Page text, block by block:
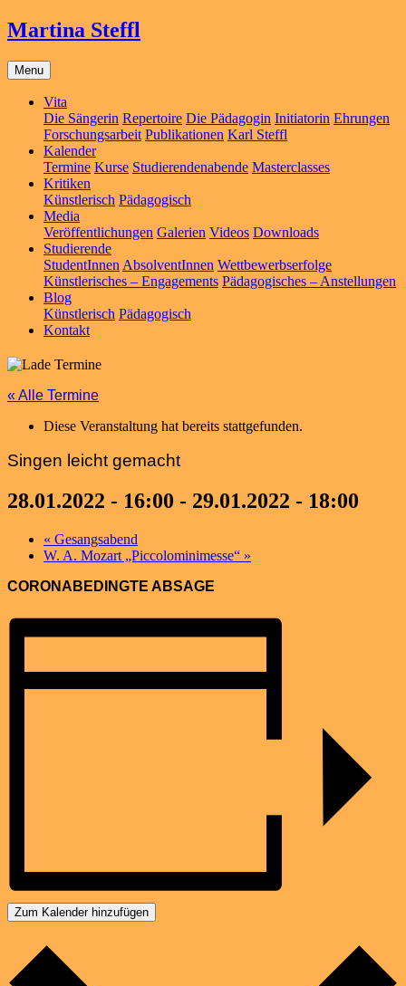
Martina Steffl
Menu
Vita
Die Sängerin Repertoire Die Pädagogin Initiatorin Ehrungen
Forschungsarbeit Publikationen Karl Steffl
Kalender
Termine Kurse Studierendenabende Masterclasses
Kritiken
Künstlerisch Pädagogisch
Media
Veröffentlichungen Galerien Videos Downloads
Studierende
StudentInnen AbsolventInnen Wettbewerbserfolge
Künstlerisches – Engagements Pädagogisches – Anstellungen
Blog
Künstlerisch Pädagogisch
Kontakt
« Alle Termine
Diese Veranstaltung hat bereits stattgefunden.
Singen leicht gemacht
28.01.2022 - 16:00 - 29.01.2022 - 18:00
« Gesangsabend
W. A. Mozart „Piccolominimesse“ »
CORONABEDINGTE ABSAGE
Zum Kalender hinzufügen